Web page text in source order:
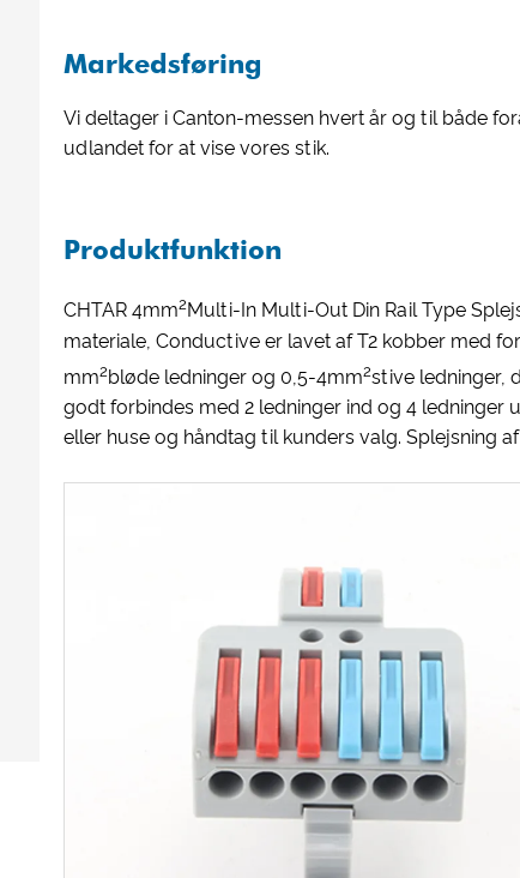
Markedsføring
Vi deltager i Canton-messen hvert år og til både
udlandet for at vise vores stik.
Produktfunktion
CHTAR 4mm2Multi-In Multi-Out Din Rail Type
materiale, Conductive er lavet af T2 kobber med
mm2bløde ledninger og 0,5-4mm2stive ledninger,
godt forbindes med 2 ledninger ind og 4 ledninger
eller huse og håndtag til kunders valg. Splejsning